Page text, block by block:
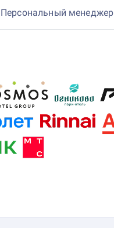
Персональный менеджер